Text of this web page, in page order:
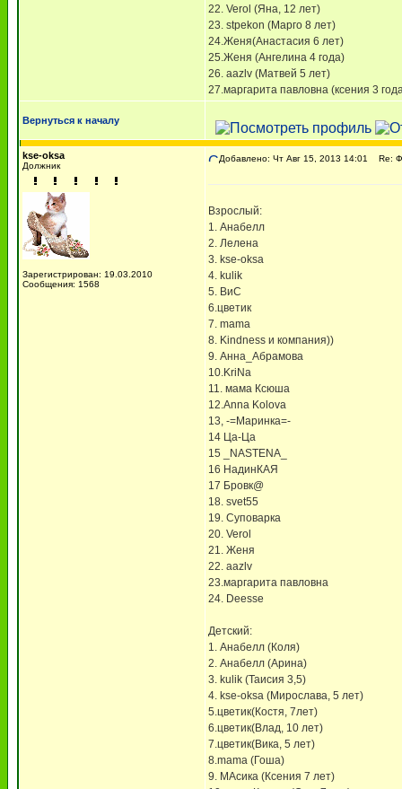
22. Verol (Яна, 12 лет)
23. stpekon (Марго 8 лет)
24.Женя(Анастасия 6 лет)
25.Женя (Ангелина 4 года)
26. aazlv (Матвей 5 лет)
27.маргарита павловна (ксения 3
Вернуться к началу
kse-oksa
Должник
Зарегистрирован: 19.03.2010
Сообщения: 1568
Добавлено: Чт Авг 15, 2013 14:01 Re:
Взрослый:
1. Анабелл
2. Лелена
3. kse-oksa
4. kulik
5. ВиС
6.цветик
7. mama
8. Kindness и компания))
9. Анна_Абрамова
10.KriNa
11. мама Ксюша
12.Anna Kolova
13, -=Маринка=-
14 Ца-Ца
15 _NASTENA_
16 НадинКАЯ
17 Бровк@
18. svet55
19. Суповарка
20. Verol
21. Женя
22. aazlv
23.маргарита павловна
24. Deesse
Детский:
1. Анабелл (Коля)
2. Анабелл (Арина)
3. kulik (Таисия 3,5)
4. kse-oksa (Мирослава, 5 лет)
5.цветик(Костя, 7лет)
6.цветик(Влад, 10 лет)
7.цветик(Вика, 5 лет)
8.mama (Гоша)
9. МАсика (Ксения 7 лет)